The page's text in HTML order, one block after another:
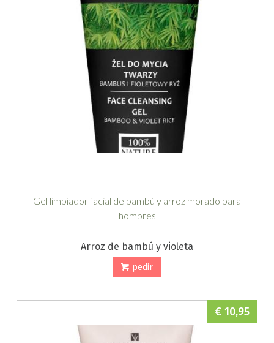
Gel limpiador facial de bambú y arroz morado para
hombres
Arroz de bambú y violeta
pedir
€ 10,95